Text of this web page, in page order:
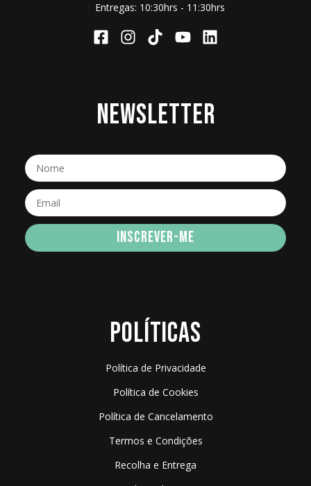
Entregas: 10:30hrs - 11:30hrs
NEWSLETTER
INSCREVER-ME
POLÍTICAS
Política de Privacidade
Política de Cookies
Política de Cancelamento
Termos e Condições
Recolha e Entrega